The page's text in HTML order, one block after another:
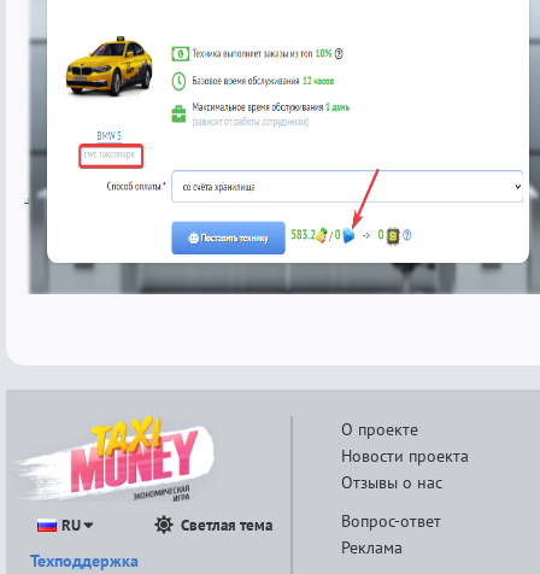
О проекте
Новости проекта
Отзывы о нас
Вопрос-ответ
Реклама
RU Светлая тема
Техподдержка